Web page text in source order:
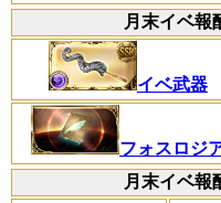
月末イベ報
イベ武器
フォスロジ
月末イベ報